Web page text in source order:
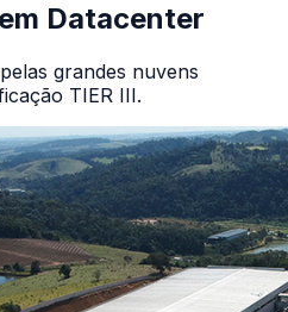
Datacenter
grandes nuvens
TIER III.